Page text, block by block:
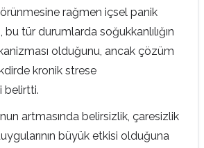
rağmen içsel panik
tür durumlarda soğukkanlılığın
olduğunu, ancak çözüm
kronik strese
belirtti.
artmasında belirsizlik, çaresizlik
büyük etkisi olduğuna